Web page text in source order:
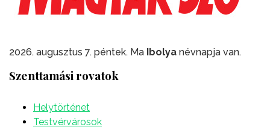
2026. augusztus 7. péntek. Ma Ibolya névnapja van.
Szenttamási rovatok
Helytörténet
Testvérvárosok